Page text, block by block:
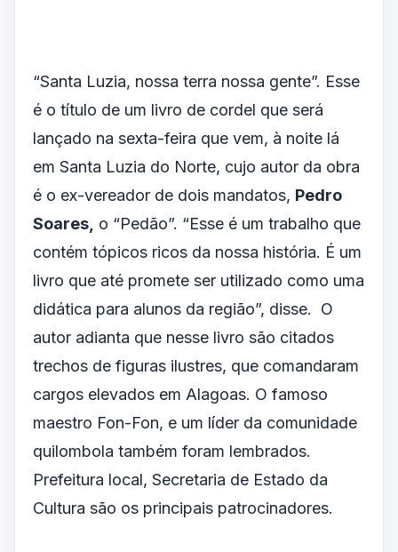
“Santa Luzia, nossa terra nossa gente”. Esse
é o título de um livro de cordel que será
lançado na sexta-feira que vem, à noite lá
em Santa Luzia do Norte, cujo autor da obra
é o ex-vereador de dois mandatos, Pedro
Soares, o “Pedão”. “Esse é um trabalho que
contém tópicos ricos da nossa história. É um
livro que até promete ser utilizado como uma
didática para alunos da região”, disse. O
autor adianta que nesse livro são citados
trechos de figuras ilustres, que comandaram
cargos elevados em Alagoas. O famoso
maestro Fon-Fon, e um líder da comunidade
quilombola também foram lembrados.
Prefeitura local, Secretaria de Estado da
Cultura são os principais patrocinadores.